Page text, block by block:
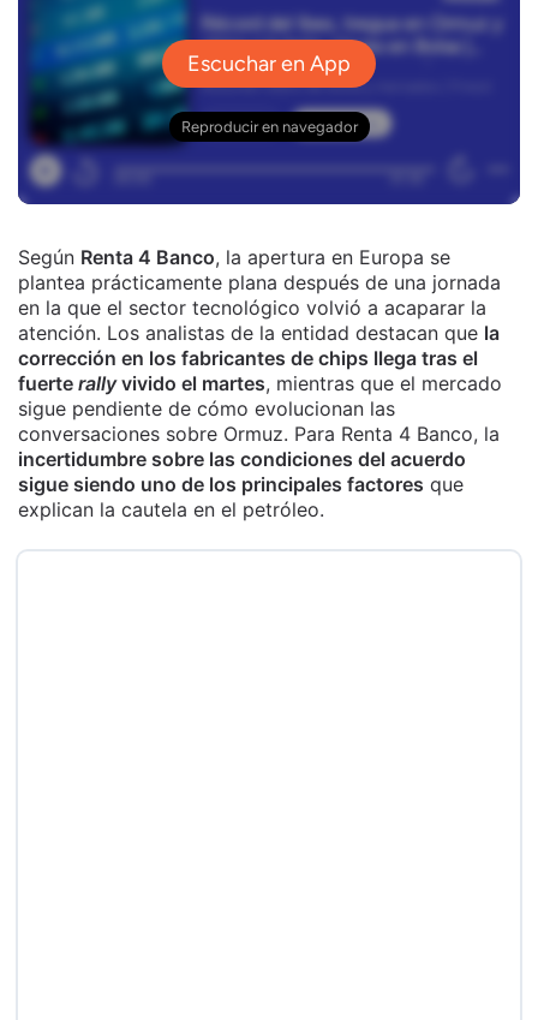
Según Renta 4 Banco, la apertura en Europa se
plantea prácticamente plana después de una jornada
en la que el sector tecnológico volvió a acaparar la
atención. Los analistas de la entidad destacan que la
corrección en los fabricantes de chips llega tras el
fuerte rallyvivido el martes, mientras que el mercado
sigue pendiente de cómo evolucionan las
conversaciones sobre Ormuz. Para Renta 4 Banco, la
incertidumbre sobre las condiciones del acuerdo
sigue siendo uno de los principales factores que
explican la cautela en el petróleo.